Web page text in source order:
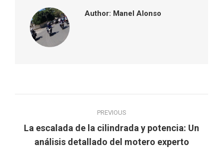
Author: Manel Alonso
navigation
PREVIOUS
Previous
post:
La escalada de la cilindrada y potencia: Un
análisis detallado del motero experto